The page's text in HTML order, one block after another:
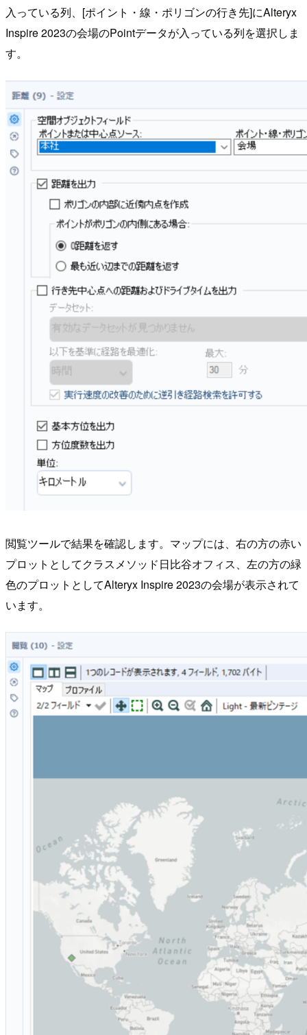
入っている列、[ポイント・線・ポリゴンの行き先]にAlteryx
Inspire 2023の会場のPointデータが入っている列を選択しま
す。
閲覧ツールで結果を確認します。マップには、右の方の赤い
プロットとしてクラスメソッド日比谷オフィス、左の方の緑
色のプロットとしてAlteryx Inspire 2023の会場が表示されて
います。